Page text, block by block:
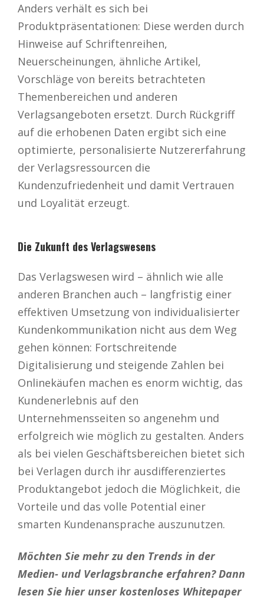
Anders verhält es sich bei
Produktpräsentationen: Diese werden durch
Hinweise auf Schriftenreihen,
Neuerscheinungen, ähnliche Artikel,
Vorschläge von bereits betrachteten
Themenbereichen und anderen
Verlagsangeboten ersetzt. Durch Rückgriff
auf die erhobenen Daten ergibt sich eine
optimierte, personalisierte Nutzererfahrung
der Verlagsressourcen die
Kundenzufriedenheit und damit Vertrauen
und Loyalität erzeugt.
Die Zukunft des Verlagswesens
Das Verlagswesen wird – ähnlich wie alle
anderen Branchen auch – langfristig einer
effektiven Umsetzung von individualisierter
Kundenkommunikation nicht aus dem Weg
gehen können: Fortschreitende
Digitalisierung und steigende Zahlen bei
Onlinekäufen machen es enorm wichtig, das
Kundenerlebnis auf den
Unternehmensseiten so angenehm und
erfolgreich wie möglich zu gestalten. Anders
als bei vielen Geschäftsbereichen bietet sich
bei Verlagen durch ihr ausdifferenziertes
Produktangebot jedoch die Möglichkeit, die
Vorteile und das volle Potential einer
smarten Kundenansprache auszunutzen.
Möchten Sie mehr zu den Trends in der
Medien- und Verlagsbranche erfahren? Dann
lesen Sie hier unser kostenloses Whitepaper